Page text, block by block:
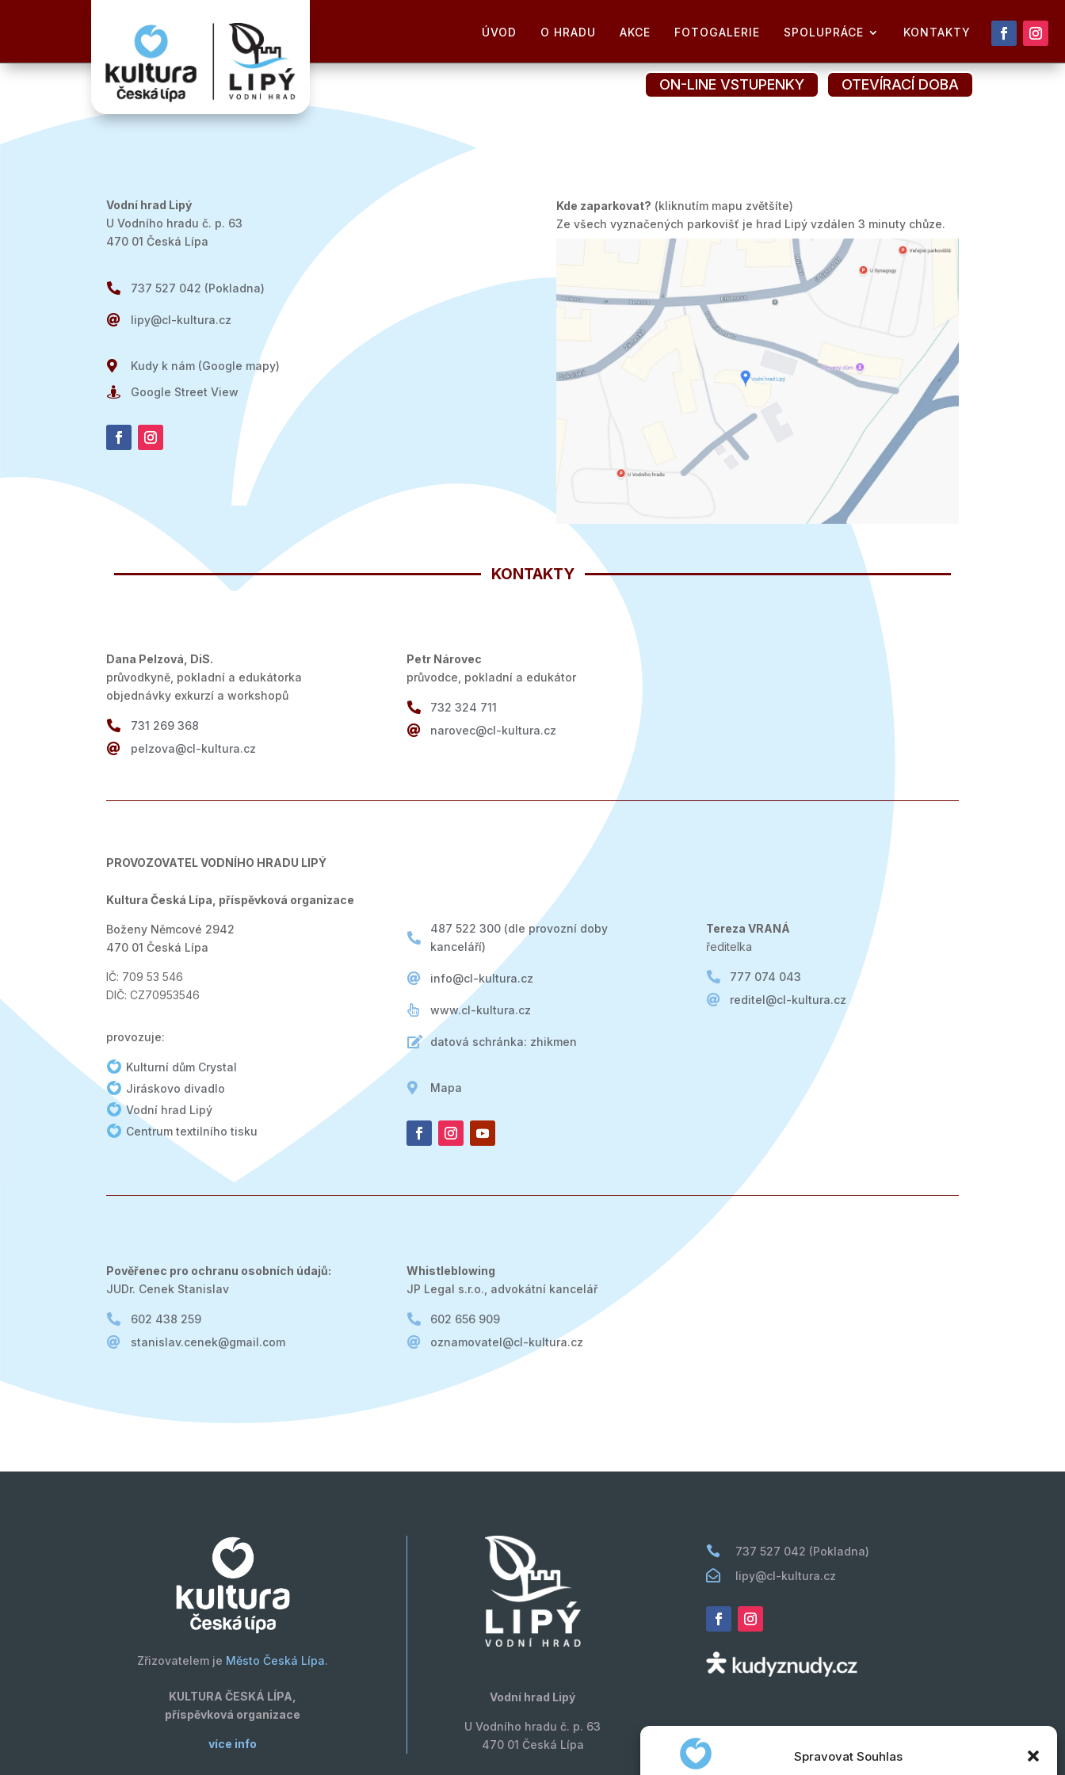
Spravovat Souhlas
ÚVOD O HRADU AKCE FOTOGALERIE SPOLUPRÁCE KONTAKTY
ON-LINE VSTUPENKY OTEVÍRACÍ DOBA
Vodní hrad Lipý
U Vodního hradu č. p. 63
470 01 Česká Lípa
 737 527 042 (Pokladna)
 lipy@cl-kultura.cz

Kudy k nám (Google mapy)

Google Street View
Kde zaparkovat? (kliknutím mapu zvětšíte)
Ze všech vyznačených parkovišť je hrad Lipý vzdálen 3 minuty chůze.
KONTAKTY
Dana Pelzová, DiS.
průvodkyně, pokladní a edukátorka
objednávky exkurzí a workshopů

731 269 368

pelzova@cl-kultura.cz
Petr Nárovec
průvodce, pokladní a edukátor

732 324 711

narovec@cl-kultura.cz
PROVOZOVATEL VODNÍHO HRADU LIPÝ
Kultura Česká Lípa, příspěvková organizace
Boženy Němcové 2942
470 01 Česká Lípa
IČ: 709 53 546
DIČ: CZ70953546
provozuje:
Kulturní dům Crystal
Jiráskovo divadlo
Vodní hrad Lipý
Centrum textilního tisku

487 522 300 (dle provozní doby
kanceláří)
 info@cl-kultura.cz
 www.cl-kultura.cz
 datová schránka: zhikmen
 Mapa
Tereza VRANÁ
ředitelka

777 074 043

reditel@cl-kultura.cz
Pověřenec pro ochranu osobních údajů:
JUDr. Cenek Stanislav

602 438 259

stanislav.cenek@gmail.com
Whistleblowing
JP Legal s.r.o., advokátní kancelář

602 656 909

oznamovatel@cl-kultura.cz
Zřizovatelem je Město Česká Lípa.
KULTURA ČESKÁ LÍPA,
příspěvková organizace
více info
Vodní hrad Lipý
U Vodního hradu č. p. 63
470 01 Česká Lípa
 737 527 042 (Pokladna)
 lipy@cl-kultura.cz